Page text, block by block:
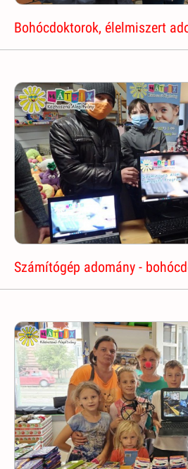
Bohócdoktorok, élelmiszert
Számítógép adomány -